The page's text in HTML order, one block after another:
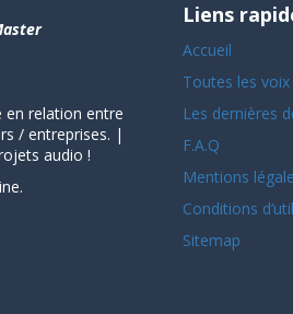
en relation entre
/ entreprises. |
audio !
Liens
Accueil
Toutes les
Les dernières
F.A.Q
Mentions
Conditions
Sitemap